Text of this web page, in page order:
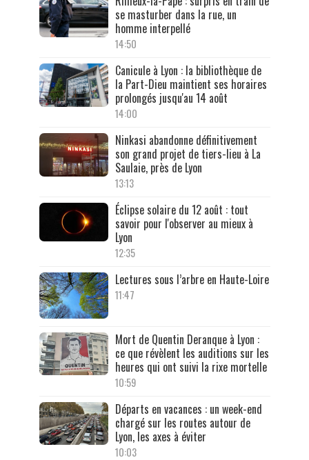
se masturber dans la rue, un
homme interpellé
14:50
Canicule à Lyon : la bibliothèque de
la Part-Dieu maintient ses horaires
prolongés jusqu'au 14 août
14:00
Ninkasi abandonne définitivement
son grand projet de tiers-lieu à La
Saulaie, près de Lyon
13:13
Éclipse solaire du 12 août : tout
savoir pour l'observer au mieux à
Lyon
12:35
Lectures sous l’arbre en Haute-Loire
11:47
Mort de Quentin Deranque à Lyon :
ce que révèlent les auditions sur les
heures qui ont suivi la rixe mortelle
10:59
Départs en vacances : un week-end
chargé sur les routes autour de
Lyon, les axes à éviter
10:03